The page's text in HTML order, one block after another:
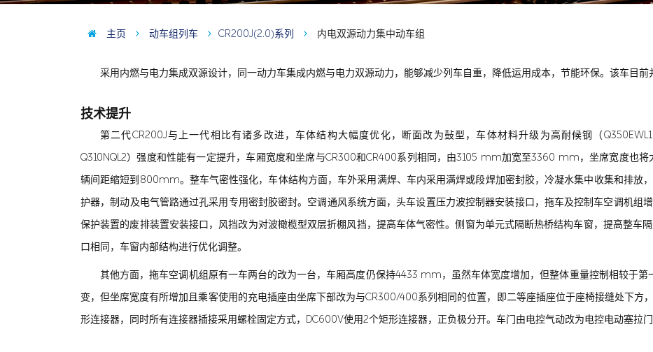
主页 动车组列车 CR200J(2.0)系列 内电双源动力集中动车组
采用内燃与电力集成双源设计，同一动力车集成内燃与电力双源动力，能够减少列车自重，降低运用成本，节能环保。该车目前
技术提升
第二代CR200J与上一代相比有诸多改进，车体结构大幅度优化，断面改为鼔型，车体材料升级为高耐候钢（Q350EWL1
Q310NQL2）强度和性能有一定提升，车厢宽度和坐席与CR300和CR400系列相同，由3105 mm加宽至3360 mm，坐席宽度也
辆间距缩短到800mm。整车气密性强化，车体结构方面，车外采用满焊、车内采用满焊或段焊加密封胶，冷凝水集中收集和排放
护器，制动及电气管路通过孔采用专用密封胶密封。空调通风系统方面，头车设置压力波控制器安装接口，拖车及控制车空调机组
保护装置的废排装置安装接口，风挡改为对波橄榄型双层折棚风挡，提高车体气密性。侧窗为单元式隔断热桥结构车窗，提高整车
口相同，车窗内部结构进行优化调整。
其他方面，拖车空调机组原有一车两台的改为一台，车厢高度仍保持4433 mm，虽然车体宽度增加，但整体重量控制相较于
变，但坐席宽度有所增加且乘客使用的充电插座由坐席下部改为与CR300/400系列相同的位置，即二等座插座位于座椅接缝处下方
形连接器，同时所有连接器插接采用螺栓固定方式，DC600V使用2个矩形连接器，正负极分开。车门由电控气动改为电控电动塞拉